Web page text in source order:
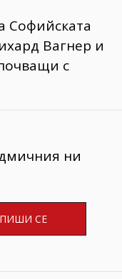
Софийската
Вагнер и
с
ни